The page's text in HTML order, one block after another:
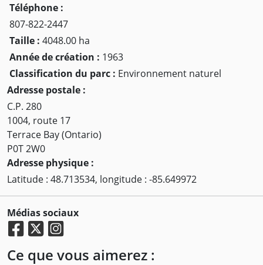
Téléphone :
807-822-2447
Taille : 4048.00 ha
Année de création : 1963
Classification du parc : Environnement naturel
Adresse postale :
C.P. 280
1004, route 17
Terrace Bay (Ontario)
P0T 2W0
Adresse physique :
Latitude : 48.713534, longitude : -85.649972
Médias sociaux
Ce que vous aimerez :